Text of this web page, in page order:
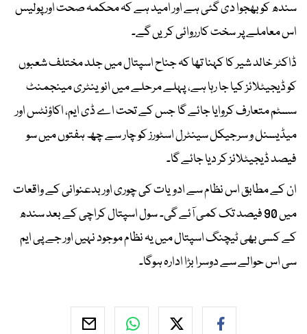
سندھ کو بھجوا دی گئی ہے اور امید ہے کہ محکمہ صحت اور پولیس
اس معاملے پر سخت کارروائی کریں گے۔
ڈاکٹر خالد شیر کا کہنا تھا کہ جناح اسپتال میں جلد مختلف شعبوں
کو ڈیجیٹلائز کیا جا رہا ہے، پہلے مرحلے میں انوینٹری مینجمنٹ
سسٹم متعارف کروایا جائے گا جس کے تحت اے ڈی ایم، اکاؤنٹس اور
میڈیسنل و سرجیکل سینٹرل اسٹورز کو چار سے چھ ہفتوں میں سو
فیصد ڈیجیٹلائز کر دیا جائے گا۔
ان کے مطابق اس نظام سے ادویات کی چوری اور بدعنوانی کے واقعات
میں 90 فیصد تک کمی آئے گی۔ سول اسپتال کراچی کے بعد سندھ
کے کسی بھی ٹیچنگ اسپتال میں یہ نظام موجود نہیں اور جے پی ایم
سی اس حوالے سے دوسرا بڑا ادارہ ہوگا۔